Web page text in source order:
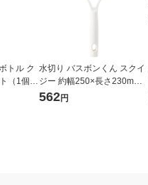
トル ク
（1個×
水切り バスボンくん スクイ
ジー 約幅250×長さ230mm
山崎産業
562円